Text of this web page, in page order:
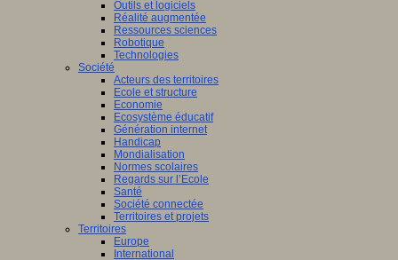
Outils et logiciels
Réalité augmentée
Ressources sciences
Robotique
Technologies
Société
Acteurs des territoires
Ecole et structure
Economie
Ecosystème éducatif
Génération internet
Handicap
Mondialisation
Normes scolaires
Regards sur l’Ecole
Santé
Société connectée
Territoires et projets
Territoires
Europe
International